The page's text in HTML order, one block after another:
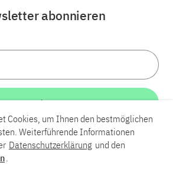
BlueskyYouTube
abonnieren
Weiter
Cookies, um Ihnen den bestmöglichen
Weiterführende Informationen
Datenschutzerklärung und den
.